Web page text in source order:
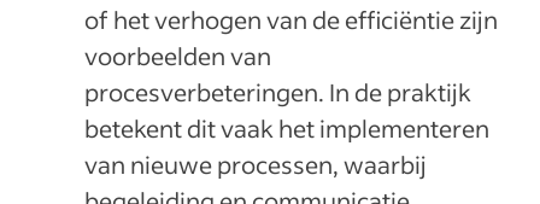
of het verhogen van de efficiëntie zijn
voorbeelden van
procesverbeteringen. In de praktijk
betekent dit vaak het implementeren
van nieuwe processen, waarbij